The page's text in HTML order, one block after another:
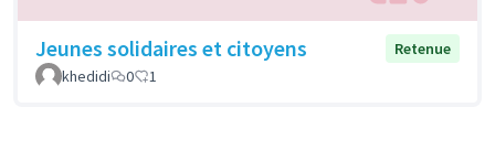
Jeunes solidaires et citoyens
Retenue
khedidi
0 1